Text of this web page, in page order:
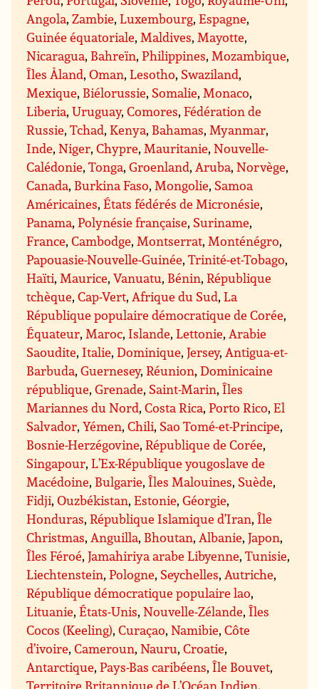
Angola,Zambie,Luxembourg,Espagne,
Guinée équatoriale,Maldives,Mayotte,
Nicaragua, Bahreïn,Philippines,Mozambique,
Îles Åland,Oman,Lesotho, Swaziland,
Mexique, Biélorussie, Somalie,Monaco,
Liberia,Uruguay,Comores,Fédération de
Russie,Tchad,Kenya, Bahamas,Myanmar,
Inde,Niger,Chypre,Mauritanie,Nouvelle-
Calédonie,Tonga,Groenland,Aruba,Norvège,
Canada, Burkina Faso,Mongolie, Samoa
Américaines,États fédérés de Micronésie,
Panama,Polynésie française, Suriname,
France,Cambodge,Montserrat,Monténégro,
Papouasie-Nouvelle-Guinée,Trinité-et-Tobago,
Haïti,Maurice,Vanuatu, Bénin,République
tchèque,Cap-Vert,Afrique du Sud,La
République populaire démocratique de Corée,
Équateur,Maroc, Islande,Lettonie,Arabie
Saoudite, Italie,Dominique,Jersey,Antigua-et-
Barbuda,Guernesey,Réunion,Dominicaine
république,Grenade, Saint-Marin,Îles
Mariannes du Nord,Costa Rica,Porto Rico,El
Salvador,Yémen,Chili, Sao Tomé-et-Principe,
Bosnie-Herzégovine,République de Corée,
Singapour,L’Ex-République yougoslave de
Macédoine, Bulgarie,Îles Malouines, Suède,
Fidji,Ouzbékistan,Estonie,Géorgie,
Honduras,République Islamique d’Iran,Île
Christmas,Anguilla, Bhoutan,Albanie,Japon,
Îles Féroé,Jamahiriya arabe Libyenne,Tunisie,
Liechtenstein,Pologne, Seychelles,Autriche,
République démocratique populaire lao,
Lituanie,États-Unis,Nouvelle-Zélande,Îles
Cocos (Keeling),Curaçao,Namibie,Côte
d’ivoire,Cameroun,Nauru,Croatie,
Antarctique,Pays-Bas caribéens,Île Bouvet,
Territoire Britannique de L’Océan Indien,